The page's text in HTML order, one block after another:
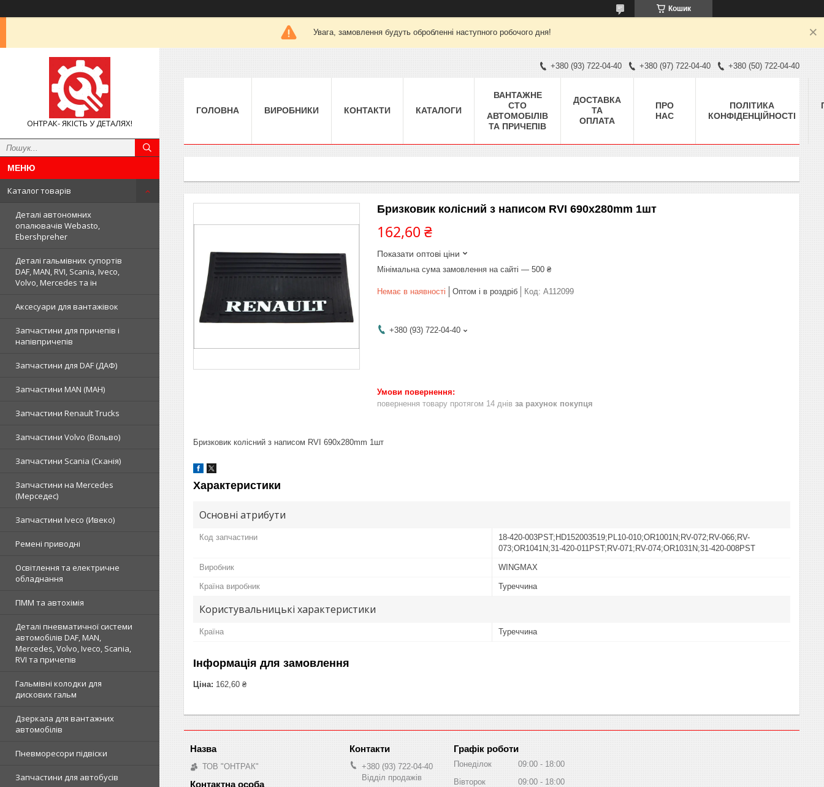
Кошик
Увага, замовлення будуть обробленні наступного робочого дня!
ОНТРАК- ЯКІСТЬ У ДЕТАЛЯХ!
Каталог товарів
Деталі автономних
опалювачів Webasto,
Ebershpreher
Деталі гальмівних супортів
DAF, MAN, RVI, Scania, Iveco,
Volvo, Mercedes та ін
Аксесуари для вантажівок
Запчастини для причепів і
напівпричепів
Запчастини для DAF (ДАФ)
Запчастини MAN (МАН)
Запчастини Renault Trucks
Запчастини Volvo (Вольво)
Запчастини Scania (Сканія)
Запчастини на Mercedes
(Мерседес)
Запчастини Iveco (Ивеко)
Ремені приводні
Освітлення та електричне
обладнання
ПММ та автохімія
Деталі пневматичної системи
автомобілів DAF, MAN,
Mercedes, Volvo, Iveco, Scania,
RVI та причепів
Гальмівні колодки для
дискових гальм
Дзеркала для вантажних
автомобілів
Пневморесори підвіски
Запчастини для автобусів
+380 (93) 722-04-40 +380 (97) 722-04-40 +380 (50) 722-04-40
ГОЛОВНА ВИРОБНИКИ КОНТАКТИ КАТАЛОГИ
ВАНТАЖНЕ
СТО
АВТОМОБІЛІВ
ТА ПРИЧЕПІВ
ДОСТАВКА
ТА
ОПЛАТА
ПРО
НАС
ПОЛІТИКА
КОНФІДЕНЦІЙНОСТІ
Бризковик колісний з написом RVI 690x280mm 1шт
162,60 ₴
Показати оптові ціни
Мінімальна сума замовлення на сайті — 500 ₴
Немає в наявності Оптом і в роздріб Код: A112099
+380 (93) 722-04-40
повернення товару протягом 14 днів за рахунок покупця
Бризковик колісний з написом RVI 690x280mm 1шт
Характеристики
Основні атрибути
Код запчастини
18-420-003PST;HD152003519;PL10-010;OR1001N;RV-072;RV-066;RV-
073;OR1041N;31-420-011PST;RV-071;RV-074;OR1031N;31-420-008PST
Виробник WINGMAX
Країна виробник Туреччина
Користувальницькі характеристики
Країна Туреччина
Інформація для замовлення
Ціна: 162,60 ₴
ТОВ "ОНТРАК"
+380 (93) 722-04-40
Відділ продажів
Графік роботи
Понеділок 09:00
18:00
Вівторок
09:00
18:00